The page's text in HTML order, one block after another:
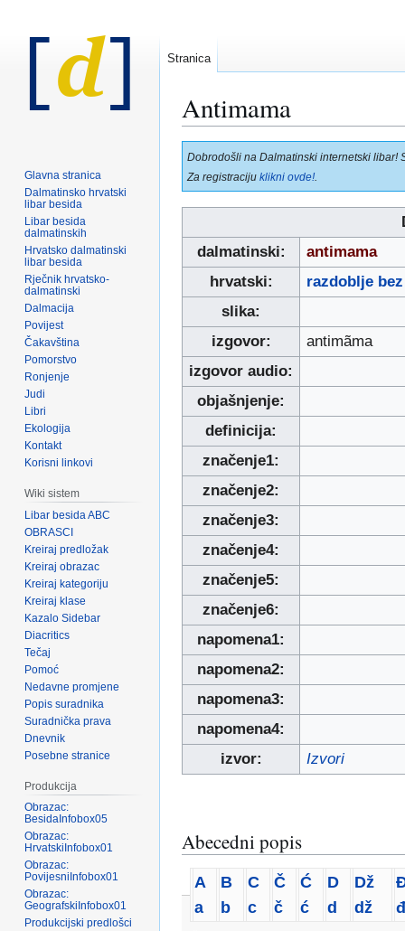
Antimama
Prijeđi
na
navigaciju
Prijeđi
na
pretraživanje
Dobrodošli na Dalmatinski internetski libar!
Za registraciju klikni ovde!
dalmatinski:
antimama
hrvatski:
razdoblje
slika:
izgovor:
antimãma
izgovor audio:
objašnjenje:
definicija:
značenje1:
značenje2:
značenje3:
značenje4:
značenje5:
značenje6:
napomena1:
napomena2:
napomena3:
napomena4:
izvor:
Izvori
Abecedni popis
A
a
B
b
C
c
Č
č
Ć
ć
D
d
Dž
dž
đ
Stranica
Glavna stranica
Dalmatinsko hrvatski
libar besida
Libar besida
dalmatinskih
Hrvatsko dalmatinski
libar besida
Rječnik hrvatsko-
dalmatinski
Dalmacija
Povijest
Čakavština
Pomorstvo
Ronjenje
Judi
Libri
Ekologija
Kontakt
Korisni linkovi
Wiki sistem
Libar besida ABC
OBRASCI
Kreiraj predložak
Kreiraj obrazac
Kreiraj kategoriju
Kreiraj klase
Kazalo Sidebar
Diacritics
Tečaj
Pomoć
Nedavne promjene
Popis suradnika
Suradnička prava
Dnevnik
Posebne stranice
Produkcija
Obrazac:
BesidaInfobox05
Obrazac:
HrvatskiInfobox01
Obrazac:
PovijesniInfobox01
Obrazac:
GeografskiInfobox01
Produkcijski predlošci